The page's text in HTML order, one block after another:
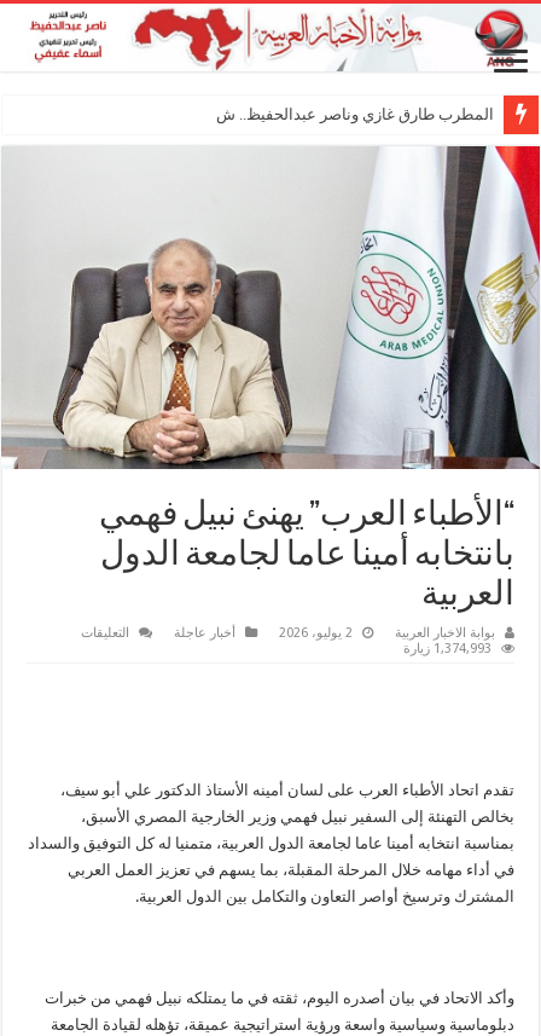
المطرب طارق غازي وناصر عبدالحفيظ.. شراكة فنية
“الأطباء العرب” يهنئ نبيل فهمي
بانتخابه أمينا عاما لجامعة الدول
العربية
بوابة الاخبار العربية 2 يوليو، 2026 أخبار عاجلة التعليقات
الدول
1,374,993 زيارة
تقدم اتحاد الأطباء العرب على لسان أمينه الأستاذ الدكتور علي أبو سيف،
بخالص التهنئة إلى السفير نبيل فهمي وزير الخارجية المصري الأسبق،
بمناسبة انتخابه أمينا عاما لجامعة الدول العربية، متمنيا له كل التوفيق والسداد
في أداء مهامه خلال المرحلة المقبلة، بما يسهم في تعزيز العمل العربي
المشترك وترسيخ أواصر التعاون والتكامل بين الدول العربية.
وأكد الاتحاد في بيان أصدره اليوم، ثقته في ما يمتلكه نبيل فهمي من خبرات
دبلوماسية وسياسية واسعة ورؤية استراتيجية عميقة، تؤهله لقيادة الجامعة